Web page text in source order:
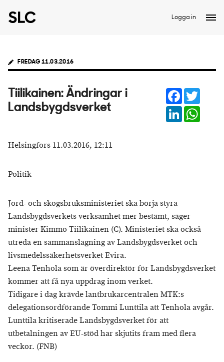
Logga in
FREDAG 11.03.2016
Tiilikainen: Ändringar i
Landsbygdsverket
Facebook
LinkedIn
Helsingfors 11.03.2016, 12:11
Politik
Jord- och skogsbruksministeriet ska börja styra
Landsbygdsverkets verksamhet mer bestämt, säger
minister Kimmo Tiilikainen (C). Ministeriet ska också
utreda en sammanslagning av Landsbygdsverket och
livsmedelssäkerhetsverket Evira.
Leena Tenhola som är överdirektör för Landsbygdsverket
kommer att få nya uppdrag inom verket.
Tidigare i dag krävde lantbrukarcentralen MTK:s
delegationsordförande Tommi Lunttila att Tenhola avgår.
Lunttila kritiserade Landsbygdsverket för att
utbetalningen av EU-stöd har skjutits fram med flera
veckor. (FNB)